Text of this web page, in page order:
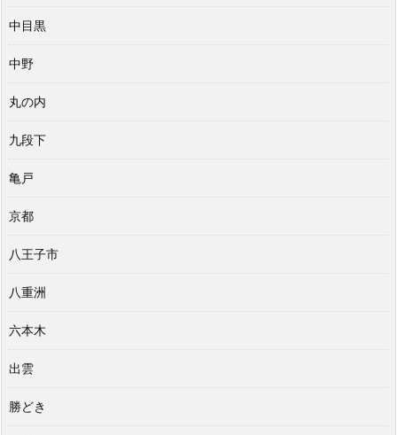
中目黒
中野
丸の内
九段下
亀戸
京都
八王子市
八重洲
六本木
出雲
勝どき